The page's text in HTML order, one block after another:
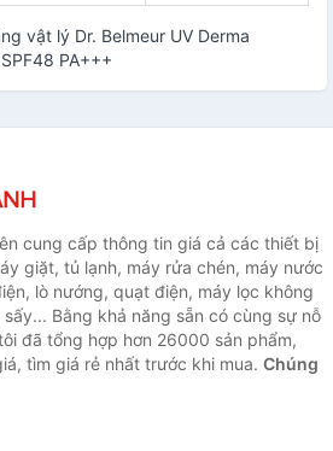
vật lý Dr. Belmeur UV Derma
PA+++
cung cấp thông tin giá cả các thiết bị
giặt, tủ lạnh, máy rửa chén, máy nước
lò nướng, quạt điện, máy lọc không
Bằng khả năng sẵn có cùng sự nỗ
đã tổng hợp hơn 26000 sản phẩm,
tìm giá rẻ nhất trước khi mua. Chúng